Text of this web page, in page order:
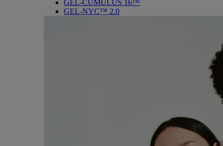
GEL-CUMULUS 16™
GEL-NYC™ 2.0